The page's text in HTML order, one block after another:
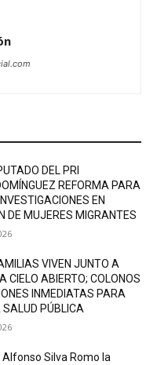
DEL PRI
REFORMA PARA
EN
DE MUJERES MIGRANTES
VIVEN JUNTO A
CIELO ABIERTO; COLONOS
INMEDIATAS PARA
SALUD PÚBLICA
Alfonso Silva Romo la